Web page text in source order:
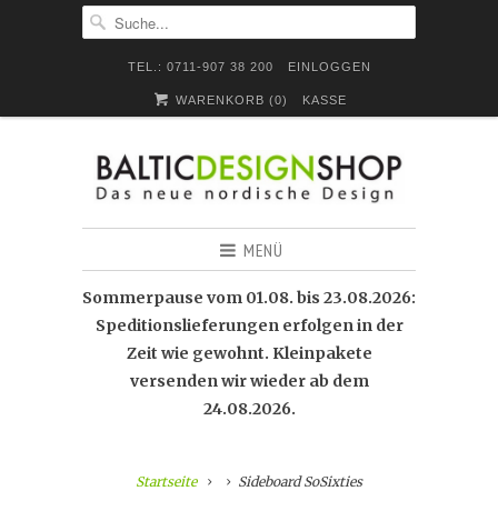
TEL.: 0711-907 38 200 EINLOGGEN
WARENKORB (0) KASSE
MENÜ
Sommerpause vom 01.08. bis 23.08.2026:
Speditionslieferungen erfolgen in der
Zeit wie gewohnt. Kleinpakete
versenden wir wieder ab dem
24.08.2026.
Startseite Sideboard SoSixties